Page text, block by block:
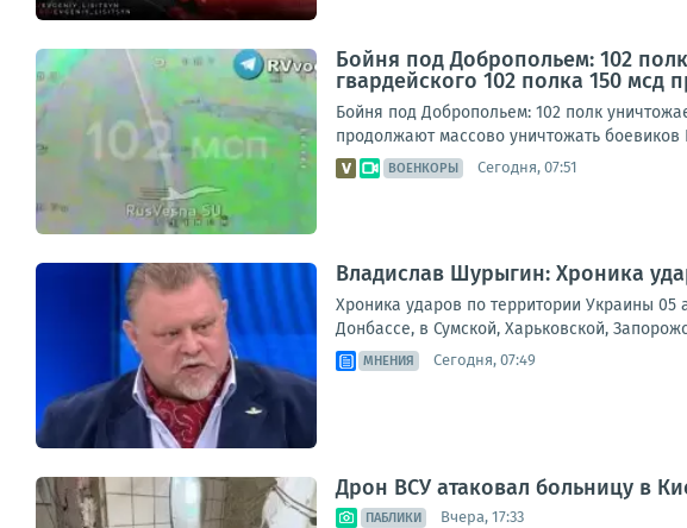
Бойня под Добропольем: 102
гвардейского 102 полка 150
Бойня под Добропольем: 102 полк
продолжают массово уничтожать
ВОЕНКОРЫ Сегодня, 07:51
Владислав Шурыгин: Хроника
Хроника ударов по территории Украины 05
Донбассе, в Сумской, Харьковской,
МНЕНИЯ Сегодня, 07:49
Дрон ВСУ атаковал больницу в
ПАБЛИКИ Вчера, 17:33